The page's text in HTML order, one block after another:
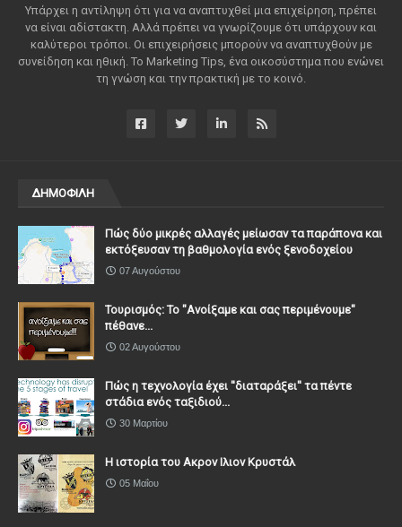
Υπάρχει η αντίληψη ότι για να αναπτυχθεί μια επιχείρηση, πρέπει
να είναι αδίστακτη. Αλλά πρέπει να γνωρίζουμε ότι υπάρχουν και
καλύτεροι τρόποι. Οι επιχειρήσεις μπορούν να αναπτυχθούν με
συνείδηση ​​και ηθική. Το Marketing Tips, ένα οικοσύστημα που ενώνει
τη γνώση και την πρακτική με το κοινό.
ΔΗΜΟΦΙΛΗ
Πώς δύο μικρές αλλαγές μείωσαν τα παράπονα και
εκτόξευσαν τη βαθμολογία ενός ξενοδοχείου
07 Αυγούστου
Τουρισμός: Το "Ανοίξαμε και σας περιμένουμε"
πέθανε...
02 Αυγούστου
Πώς η τεχνολογία έχει ''διαταράξει'' τα πέντε
στάδια ενός ταξιδιού...
30 Μαρτίου
Η ιστορία του Ακρον Ιλιον Κρυστάλ
05 Μαΐου